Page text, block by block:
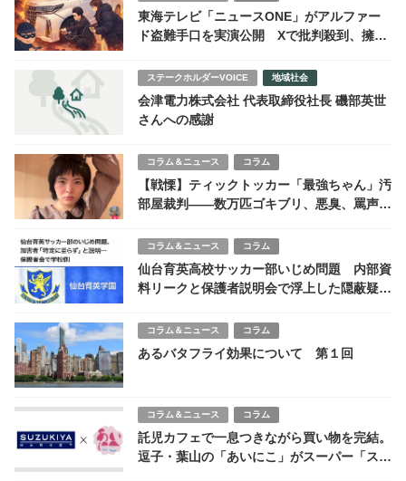
東海テレビ「ニュースONE」がアルファー
ド盗難手口を実演公開 Xで批判殺到、擁護
ステークホルダーVOICE 地域社会
会津電力株式会社 代表取締役社長 磯部英世
さんへの感謝
コラム＆ニュース コラム
【戦慄】ティックトッカー「最強ちゃん」汚
部屋裁判――数万匹ゴキブリ、悪臭、罵声…
コラム＆ニュース コラム
仙台育英高校サッカー部いじめ問題 内部資
料リークと保護者説明会で浮上した隠蔽疑惑
コラム＆ニュース コラム
あるバタフライ効果について 第１回
コラム＆ニュース コラム
託児カフェで一息つきながら買い物を完結。
逗子・葉山の「あいにこ」がスーパー「スズ